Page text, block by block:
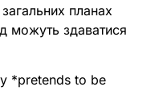
планах
можуть здаватися
*pretends to be